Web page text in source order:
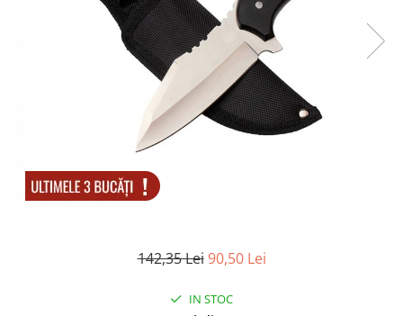
Seturi de cutite & accesorii
Prastii profesionale de vanatoare
Bile metalice
SPORTURI DE ECHIPA
Mori cereale si furaje
142,35 Lei 90,50 Lei
IN STOC